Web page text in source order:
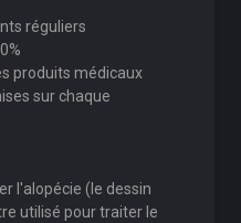
réguliers
produits médicaux
sur chaque
l'alopécie (le dessin
utilisé pour traiter le